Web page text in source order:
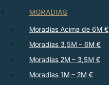
MORADIAS
Moradias Acima de 6M €
Moradias 3,5M – 6M €
Moradias 2M – 3,5M €
Moradias 1M – 2M €